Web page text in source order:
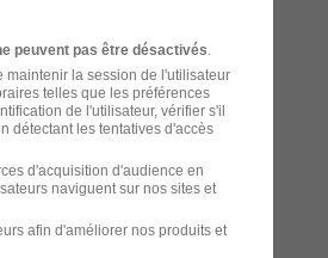
peuvent pas être désactivés
maintenir la session de l'utilisateur
telles que les préférences
de l'utilisateur, vérifier s'il
détectant les tentatives d'accès
d'acquisition d'audience en
naviguent sur nos sites et
afin d'améliorer nos produits et